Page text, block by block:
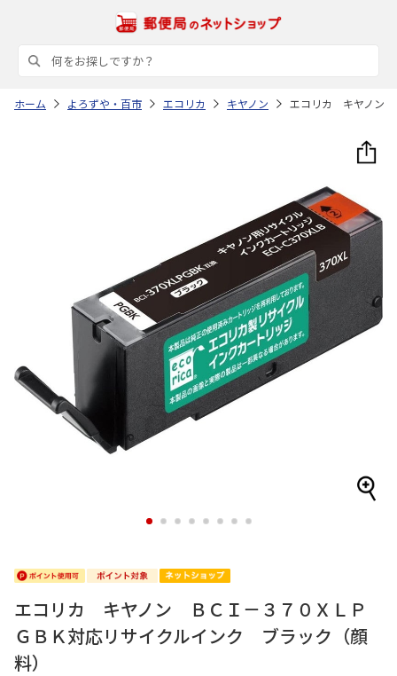
ホーム よろずや・百市 エコリカ キヤノン エコリカ キヤノン
1 2 3 4 5 6 7 8
エコリカ キヤノン ＢＣＩ－３７０ＸＬＰ
ＧＢＫ対応リサイクルインク ブラック（顔
料）